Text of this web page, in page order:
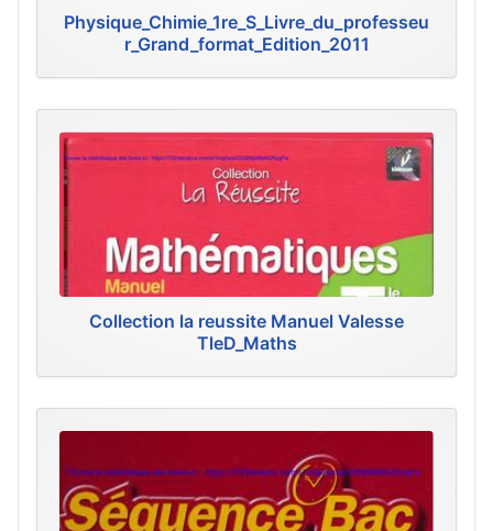
Physique_Chimie_1re_S_Livre_du_professeu
r_Grand_format_Edition_2011
Collection la reussite Manuel Valesse
TleD_Maths